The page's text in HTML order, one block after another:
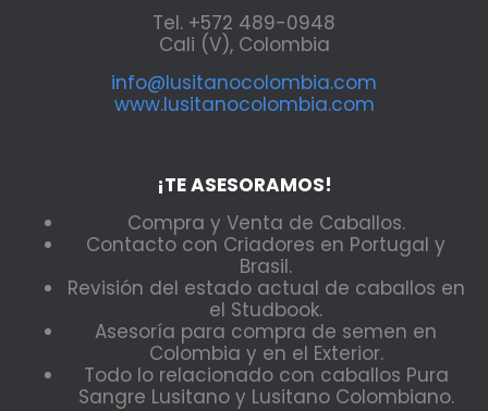
Tel. +572 489-0948
Cali (V), Colombia
info@lusitanocolombia.com
www.lusitanocolombia.com
¡TE ASESORAMOS!
Compra y Venta de Caballos.
Contacto con Criadores en Portugal y
Brasil.
Revisión del estado actual de caballos en
el Studbook.
Asesoría para compra de semen en
Colombia y en el Exterior.
Todo lo relacionado con caballos Pura
Sangre Lusitano y Lusitano Colombiano.